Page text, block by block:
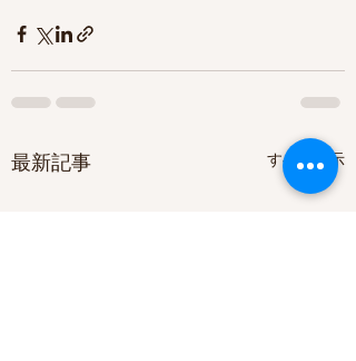
最新記事 すべて表示